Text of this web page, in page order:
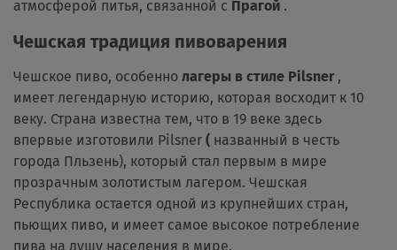
атмосферой питья, связанной с Прагой .
Чешская традиция пивоварения
Чешское пиво, особенно лагеры в стиле Pilsner,
имеет легендарную историю, которая восходит к 10
веку. Страна известна тем, что в 19 веке здесь
впервые изготовили Pilsner ( названный в честь
города Пльзень), который стал первым в мире
прозрачным золотистым лагером. Чешская
Республика остается одной из крупнейших стран,
пьющих пиво, и имеет самое высокое потребление
пива на душу населения в мире.